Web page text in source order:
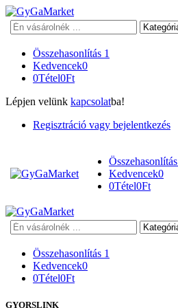
Keresés
Összehasonlítás 1
Kedvencek0
0Tétel0Ft
Lépjen velünk kapcsolatba!
Regisztráció vagy bejelentkezés
Összehasonlítás
Kedvencek0
0Tétel0Ft
Keresés
Összehasonlítás 1
Kedvencek0
0Tétel0Ft
GYORSLINK